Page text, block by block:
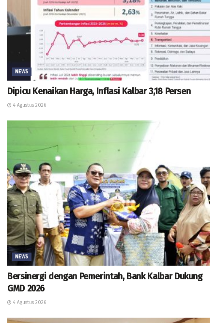
NEWS
Dipicu Kenaikan Harga, Inflasi Kalbar 3,18 Persen
4 Agustus 2026
NEWS
Bersinergi dengan Pemerintah, Bank Kalbar Dukung
GMD 2026
4 Agustus 2026